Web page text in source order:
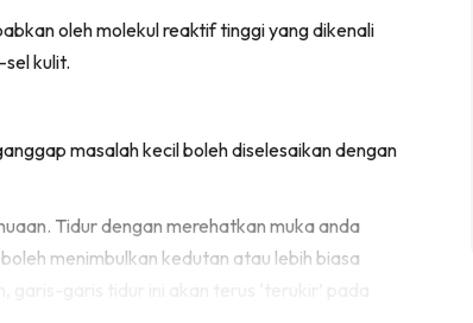
oleh molekul reaktif tinggi yang dikenali
kulit.
masalah kecil boleh diselesaikan dengan
Tidur dengan merehatkan muka anda
menimbulkan kedutan atau lebih biasa